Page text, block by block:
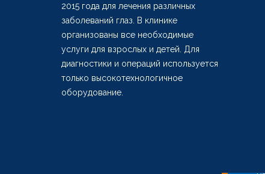
2015 года для лечения различных
заболеваний глаз. В клинике
организованы все необходимые
услуги для взрослых и детей. Для
диагностики и операций используется
только высокотехнологичное
оборудование.